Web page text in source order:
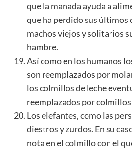
que la manada ayuda a
que ha perdido sus últimos
machos viejos y solitarios
hambre.
Así como en los humanos
son reemplazados por
los colmillos de leche
reemplazados por
Los elefantes, como las
diestros y zurdos. En su
nota en el colmillo con el